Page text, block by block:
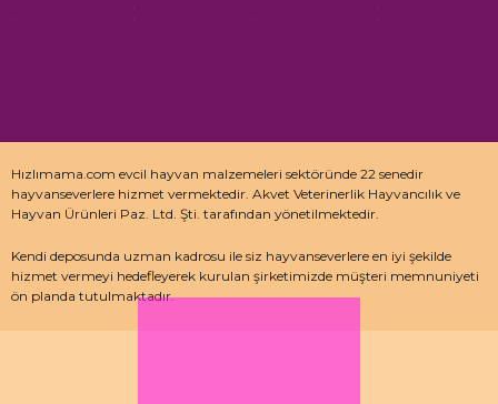
Hızlımama.com evcil hayvan malzemeleri sektöründe 22 senedir
hayvanseverlere hizmet vermektedir. Akvet Veterinerlik Hayvancılık ve
Hayvan Ürünleri Paz. Ltd. Şti. tarafından yönetilmektedir.
Kendi deposunda uzman kadrosu ile siz hayvanseverlere en iyi şekilde
hizmet vermeyi hedefleyerek kurulan şirketimizde müşteri memnuniyeti
ön planda tutulmaktadır.